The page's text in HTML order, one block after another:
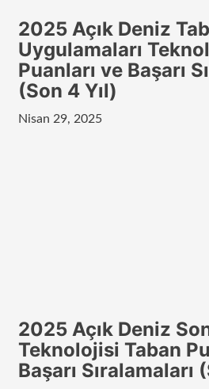
2025 Açık Deniz
Uygulamaları
Puanları ve Başarı
(Son 4 Yıl)
Nisan 29, 2025
2025 Açık Deniz
Teknolojisi Taban
Başarı Sıralamaları